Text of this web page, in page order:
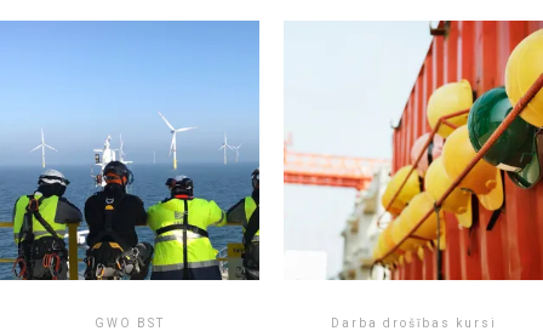
GWO BST Darba drošības kursi